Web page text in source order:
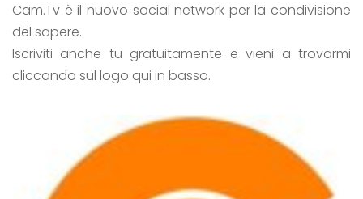
Cam.Tv è il nuovo social network per la condivisione
del sapere.
Iscriviti anche tu gratuitamente e vieni a trovarmi
cliccando sul logo qui in basso.